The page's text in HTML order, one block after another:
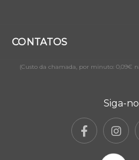
CONTATOS
(Custo da chamada, por minuto: 0,09€
Siga-